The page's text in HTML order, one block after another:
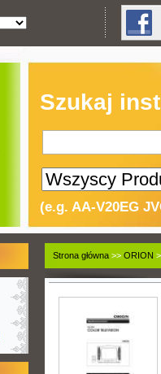
Szukaj
(e.g. AA-V20EG
Strona główna >> ORION